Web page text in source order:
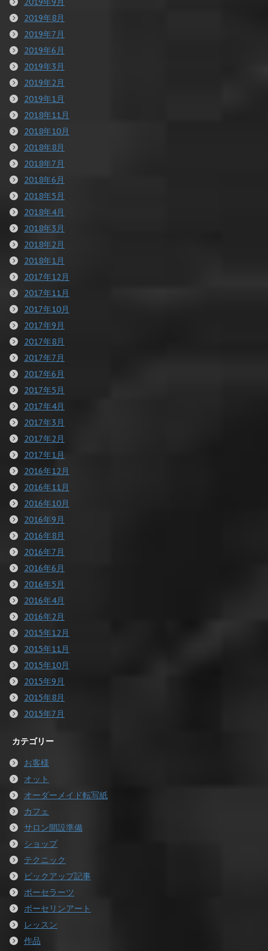
2019年8月
2019年7月
2019年6月
2019年3月
2019年2月
2019年1月
2018年11月
2018年10月
2018年8月
2018年7月
2018年6月
2018年5月
2018年4月
2018年3月
2018年2月
2018年1月
2017年12月
2017年11月
2017年10月
2017年9月
2017年8月
2017年7月
2017年6月
2017年5月
2017年4月
2017年3月
2017年2月
2017年1月
2016年12月
2016年11月
2016年10月
2016年9月
2016年8月
2016年7月
2016年6月
2016年5月
2016年4月
2016年2月
2015年12月
2015年11月
2015年10月
2015年9月
2015年8月
2015年7月
カテゴリー
お客様
オット
オーダーメイド転写紙
カフェ
サロン開設準備
ショップ
テクニック
ピックアップ記事
ポーセラーツ
ポーセリンアート
レッスン
作品